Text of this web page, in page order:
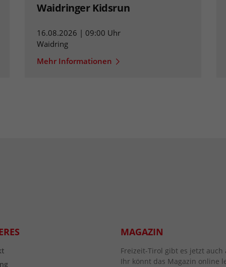
Waidringer Kidsrun
16.08.2026 | 09:00 Uhr
Waidring
Mehr Informationen
MAGAZIN
Freizeit-Tirol gibt es jetzt auch
Ihr könnt das Magazin online